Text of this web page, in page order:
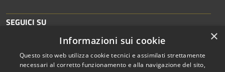
SEGUICI SU
×
Informazioni sui cookie
Questo sito web utilizza cookie tecnici e assimilati strettamente
necessari al corretto funzionamento e alla navigazione del sito,